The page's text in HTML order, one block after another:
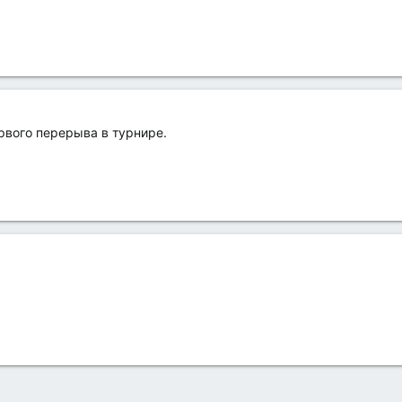
перерыва в турнире.